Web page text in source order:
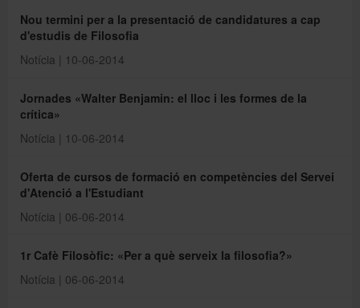
Nou termini per a la presentació de candidatures a cap
d'estudis de Filosofia
Notícia | 10-06-2014
Jornades «Walter Benjamin: el lloc i les formes de la
crítica»
Notícia | 10-06-2014
Oferta de cursos de formació en competències del Servei
d'Atenció a l'Estudiant
Notícia | 06-06-2014
1r Cafè Filosòfic: «Per a què serveix la filosofia?»
Notícia | 06-06-2014